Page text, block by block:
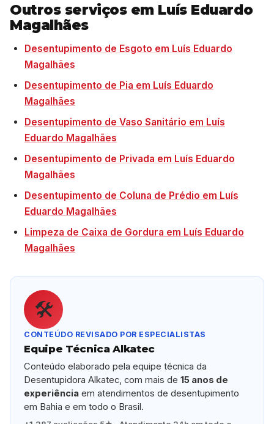
Outros serviços em Luís Eduardo
Magalhães
Desentupimento de Esgoto em Luís Eduardo
Magalhães
Desentupimento de Pia em Luís Eduardo
Magalhães
Desentupimento de Vaso Sanitário em Luís
Eduardo Magalhães
Desentupimento de Privada em Luís Eduardo
Magalhães
Desentupimento de Coluna de Prédio em Luís
Eduardo Magalhães
Limpeza de Caixa de Gordura em Luís Eduardo
Magalhães
🛠️
CONTEÚDO REVISADO POR ESPECIALISTAS
Equipe Técnica Alkatec
Conteúdo elaborado pela equipe técnica da
Desentupidora Alkatec, com mais de15 anos de
experiência em atendimentos de desentupimento
em Bahia e em todo o Brasil.